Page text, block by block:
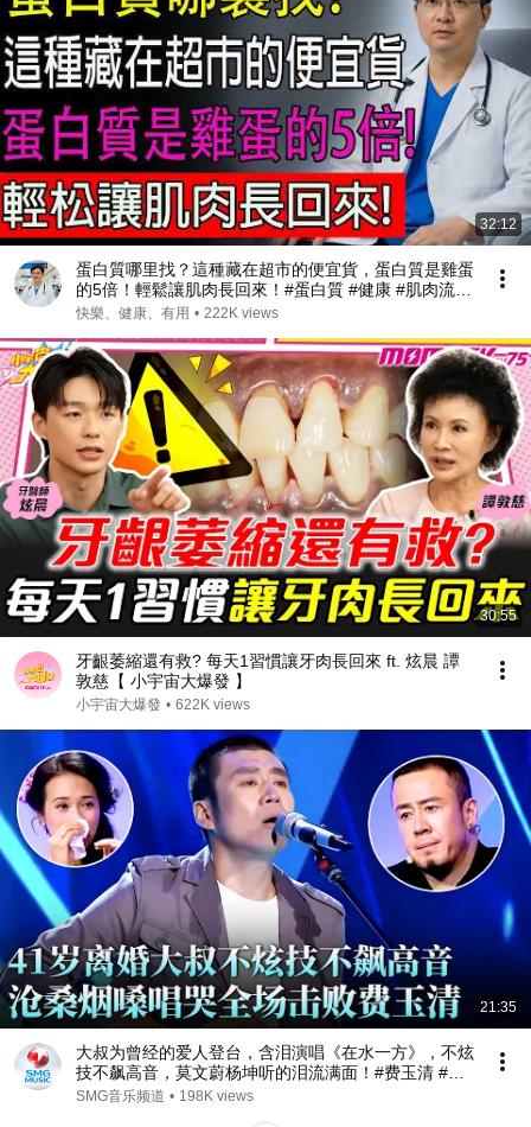
32:12
蛋白質哪里找？這種藏在超市的便宜貨，蛋白質是雞蛋
的5倍！輕鬆讓肌肉長回來！#蛋白質 #健康 #肌肉流失
#肌少症
快樂、健康、有用 • 222K views
30:55
牙齦萎縮還有救? 每天1習慣讓牙肉長回來 ft. 炫晨 譚
敦慈【 小宇宙大爆發 】
小宇宙大爆發 • 622K views
21:35
大叔为曾经的爱人登台，含泪演唱《在水一方》，不炫
技不飙高音，莫文蔚杨坤听的泪流满面！#费玉清 #任
柏儒 #天籁之战1 精华版 clip
SMG音乐频道 • 198K views